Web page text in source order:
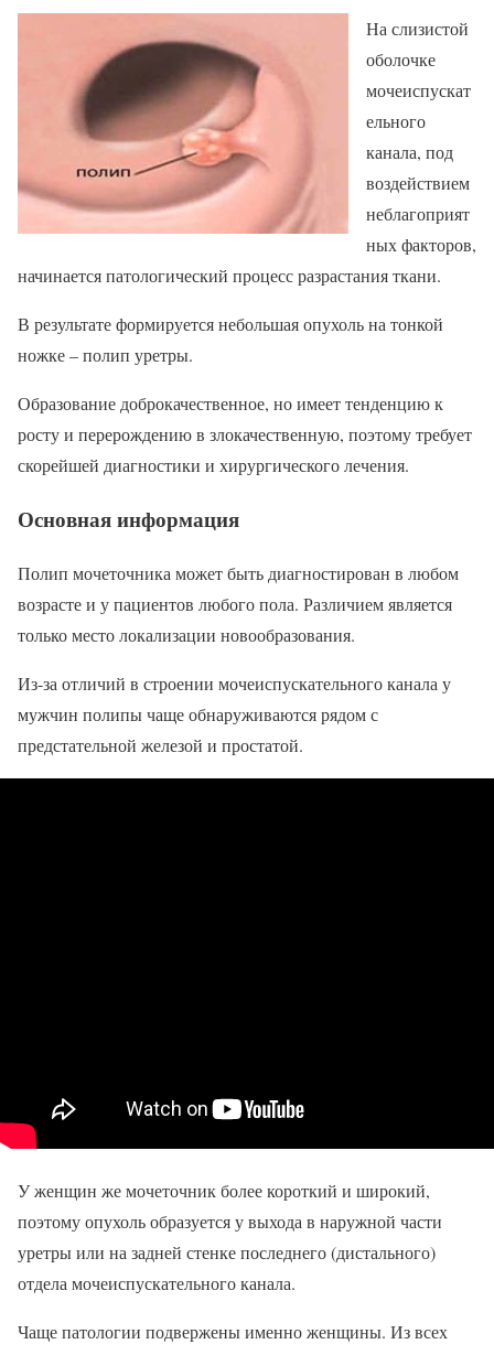
На слизистой
оболочке
мочеиспускат
ельного
канала, под
воздействием
неблагоприят
ных факторов,
начинается патологический процесс разрастания ткани.
В результате формируется небольшая опухоль на тонкой
ножке – полип уретры.
Образование доброкачественное, но имеет тенденцию к
росту и перерождению в злокачественную, поэтому требует
скорейшей диагностики и хирургического лечения.
Основная информация
Полип мочеточника может быть диагностирован в любом
возрасте и у пациентов любого пола. Различием является
только место локализации новообразования.
Из-за отличий в строении мочеиспускательного канала у
мужчин полипы чаще обнаруживаются рядом с
предстательной железой и простатой.
У женщин же мочеточник более короткий и широкий,
поэтому опухоль образуется у выхода в наружной части
уретры или на задней стенке последнего (дистального)
отдела мочеиспускательного канала.
Чаще патологии подвержены именно женщины. Из всех